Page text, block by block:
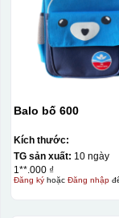
Balo bố 600
Kích thước:
TG sản xuất: 10 ngày
1**.000 ₫
Đăng kýhoặc Đăng nhập